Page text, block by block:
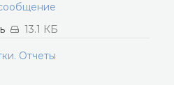
13.1 КБ
Отчеты